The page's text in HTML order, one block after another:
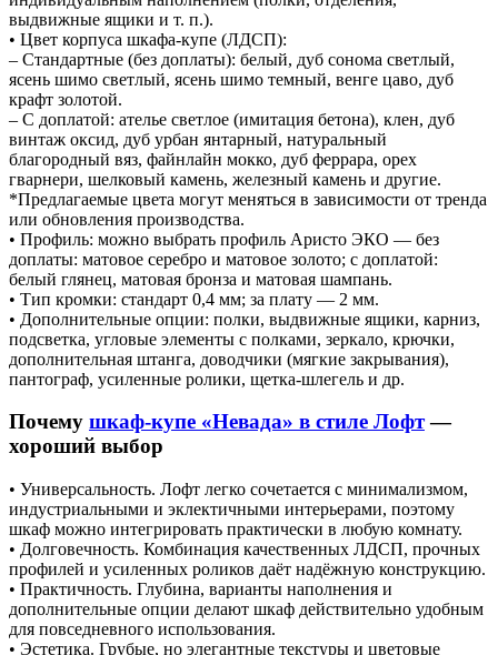
выдвижные ящики и т. п.).
• Цвет корпуса шкафа-купе (ЛДСП):
– Стандартные (без доплаты): белый, дуб сонома светлый,
ясень шимо светлый, ясень шимо темный, венге цаво, дуб
крафт золотой.
– С доплатой: ателье светлое (имитация бетона), клен, дуб
винтаж оксид, дуб урбан янтарный, натуральный
благородный вяз, файнлайн мокко, дуб феррара, орех
гварнери, шелковый камень, железный камень и другие.
*Предлагаемые цвета могут меняться в зависимости от тренда
или обновления производства.
• Профиль: можно выбрать профиль Аристо ЭКО — без
доплаты: матовое серебро и матовое золото; с доплатой:
белый глянец, матовая бронза и матовая шампань.
• Тип кромки: стандарт 0,4 мм; за плату — 2 мм.
• Дополнительные опции: полки, выдвижные ящики, карниз,
подсветка, угловые элементы с полками, зеркало, крючки,
дополнительная штанга, доводчики (мягкие закрывания),
пантограф, усиленные ролики, щетка-шлегель и др.
Почему шкаф-купе «Невада» в стиле Лофт—
хороший выбор
• Универсальность. Лофт легко сочетается с минимализмом,
индустриальными и эклектичными интерьерами, поэтому
шкаф можно интегрировать практически в любую комнату.
• Долговечность. Комбинация качественных ЛДСП, прочных
профилей и усиленных роликов даёт надёжную конструкцию.
• Практичность. Глубина, варианты наполнения и
дополнительные опции делают шкаф действительно удобным
для повседневного использования.
• Эстетика. Грубые, но элегантные текстуры и цветовые